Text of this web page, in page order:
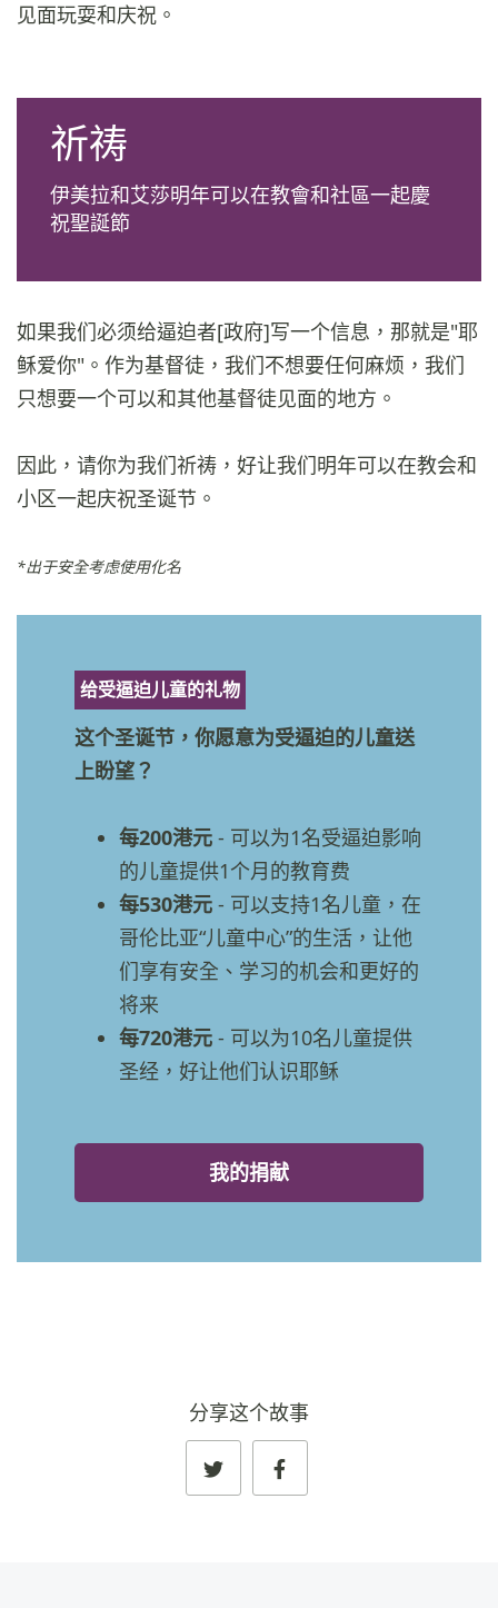
见面玩耍和庆祝。
祈祷
伊美拉和艾莎明年可以在教會和社區一起慶
祝聖誕節
如果我们必须给逼迫者[政府]写一个信息，那就是"耶
稣爱你"。作为基督徒，我们不想要任何麻烦，我们
只想要一个可以和其他基督徒见面的地方。
因此，请你为我们祈祷，好让我们明年可以在教会和
小区一起庆祝圣诞节。
*出于安全考虑使用化名
给受逼迫儿童的礼物
这个圣诞节，你愿意为受逼迫的儿童送
上盼望？
每200港元 - 可以为1名受逼迫影响
的儿童提供1个月的教育费
每530港元 - 可以支持1名儿童，在
哥伦比亚“儿童中心”的生活，让他
们享有安全、学习的机会和更好的
将来
每720港元 - 可以为10名儿童提供
圣经，好让他们认识耶稣
我的捐献
分享这个故事